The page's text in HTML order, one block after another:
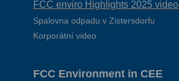
FCC enviro Highlights 2025 video
Spalovna odpadu v Zistersdorfu
Korporátní video
FCC Environment in CEE